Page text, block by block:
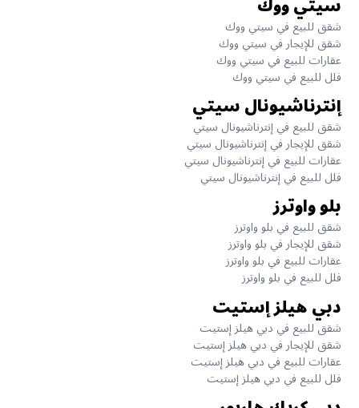
شقق للبيع في سيتي ووك
شقق للإيجار في سيتي ووك
عقارات للبيع في سيتي ووك
فلل للبيع في سيتي ووك
إنترناشيونال سيتي
شقق للبيع في إنترناشيونال سيتي
شقق للإيجار في إنترناشيونال سيتي
عقارات للبيع في إنترناشيونال سيتي
فلل للبيع في إنترناشيونال سيتي
بلو واوترز
شقق للبيع في بلو واوترز
شقق للإيجار في بلو واوترز
عقارات للبيع في بلو واوترز
فلل للبيع في بلو واوترز
دبي هيلز إستيت
شقق للبيع في دبي هيلز إستيت
شقق للإيجار في دبي هيلز إستيت
عقارات للبيع في دبي هيلز إستيت
فلل للبيع في دبي هيلز إستيت